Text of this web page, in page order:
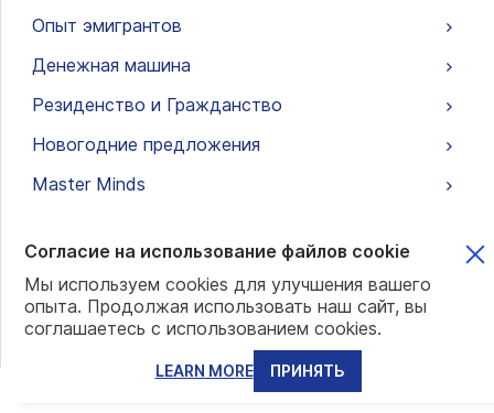
Опыт эмигрантов
Денежная машина
Резиденство и Гражданство
Новогодние предложения
Master Minds
предложения
ВСЕ
ВИЗА КВАЛИФИЦИРОВАННОГО ИНВЕСТОРА
Согласие на использование файлов cookie
Мы используем cookies для улучшения вашего
опыта. Продолжая использовать наш сайт, вы
соглашаетесь с использованием cookies.
LEARN MORE ПРИНЯТЬ